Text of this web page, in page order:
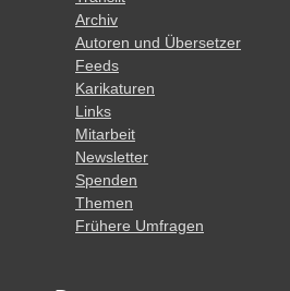
Archiv
Autoren und Übersetzer
Feeds
Karikaturen
Links
Mitarbeit
Newsletter
Spenden
Themen
Frühere Umfragen